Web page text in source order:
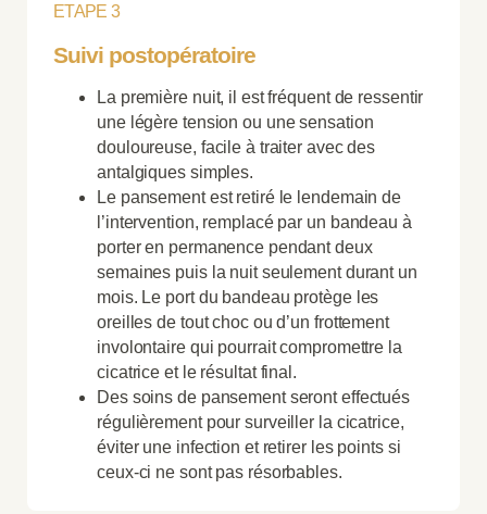
ETAPE 3
Suivi postopératoire
La première nuit, il est fréquent de ressentir
une légère tension ou une sensation
douloureuse, facile à traiter avec des
antalgiques simples.
Le pansement est retiré le lendemain de
l’intervention, remplacé par un bandeau à
porter en permanence pendant deux
semaines puis la nuit seulement durant un
mois. Le port du bandeau protège les
oreilles de tout choc ou d’un frottement
involontaire qui pourrait compromettre la
cicatrice et le résultat final.
Des soins de pansement seront effectués
régulièrement pour surveiller la cicatrice,
éviter une infection et retirer les points si
ceux-ci ne sont pas résorbables.